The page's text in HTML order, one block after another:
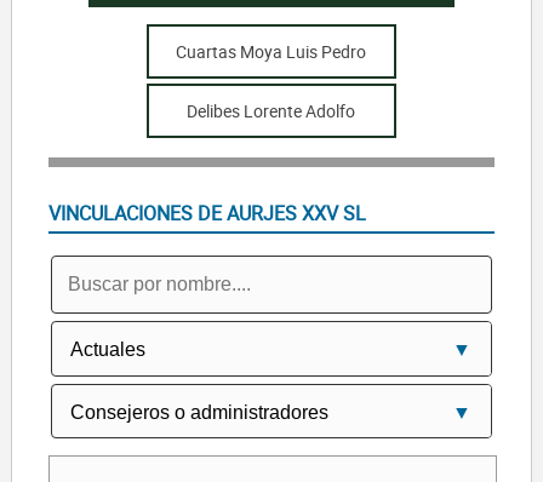
Cuartas Moya Luis Pedro
Delibes Lorente Adolfo
VINCULACIONES DE AURJES XXV SL